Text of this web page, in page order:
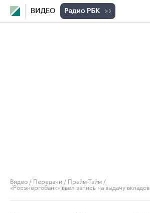
ВИДЕО
Видео / Передачи / Прайм-Тайм /
«Росэнергобанк» ввел запись на выдачу вкладов